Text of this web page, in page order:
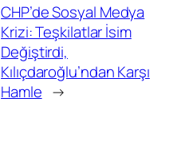
CHP’de Sosyal Medya
Krizi: Teşkilatlar İsim
Değiştirdi,
Kılıçdaroğlu’ndan Karşı
Hamle →